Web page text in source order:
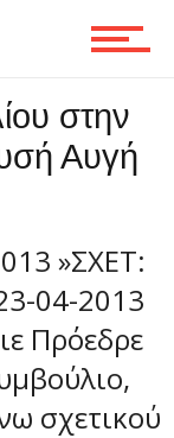
στην
Αυγή
»ΣΧΕΤ:
04-2013
Πρόεδρε
σχετικού